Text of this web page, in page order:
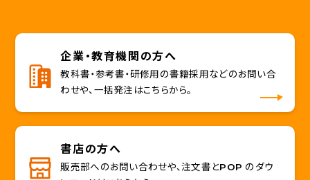
企業・教育機関の方へ
教科書・参考書・研修用の書籍採用などのお問い合
わせや、一括発注はこちらから。
書店の方へ
販売部へのお問い合わせや、注文書とPOP のダウ